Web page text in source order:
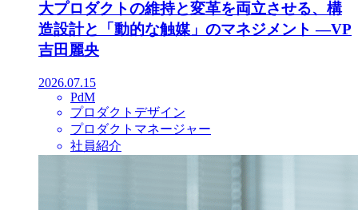
大プロダクトの維持と変革を両立させる、構
造設計と「動的な触媒」のマネジメント ―VP
吉田麗央
2026.07.15
PdM
プロダクトデザイン
プロダクトマネージャー
社員紹介